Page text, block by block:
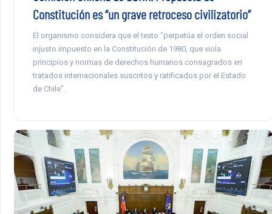
Constitución es “un grave retroceso civilizatorio”
El organismo considera que el texto “perpetúa el orden social
injusto impuesto en la Constitución de 1980, que viola
principios y normas de derechos humanos consagrados en
tratados internacionales suscritos y ratificados por el Estado
de Chile”.